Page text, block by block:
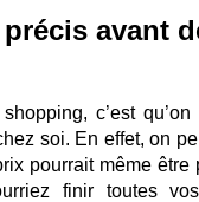
avant
c’est
soi. En effet, on
pourrait même
finir toutes